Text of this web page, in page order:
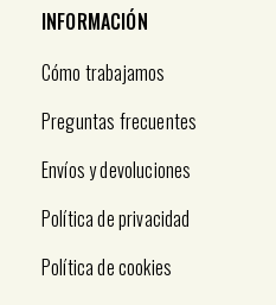
INFORMACIÓN
Cómo trabajamos
Preguntas frecuentes
Envíos y devoluciones
Política de privacidad
Política de cookies